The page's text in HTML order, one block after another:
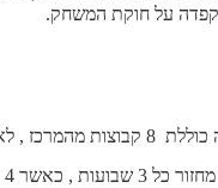
על חוקת המשחק.
הקבוצות הצפוניות אינן יכולות לקיים שגרה רגילה.